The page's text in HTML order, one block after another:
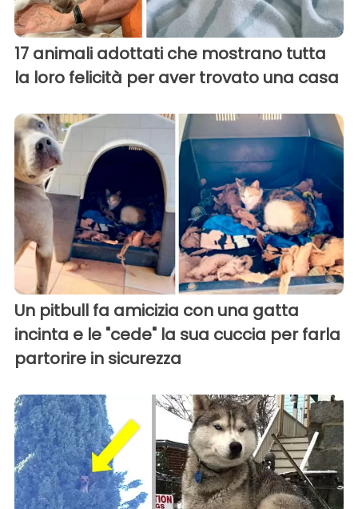
17 animali adottati che mostrano tutta
la loro felicità per aver trovato una casa
Un pitbull fa amicizia con una gatta
incinta e le "cede" la sua cuccia per farla
partorire in sicurezza